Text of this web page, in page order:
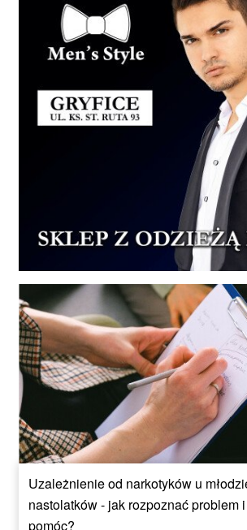
Uzależnienie od narkotyków u
nastolatków - jak rozpoznać problem
pomóc?